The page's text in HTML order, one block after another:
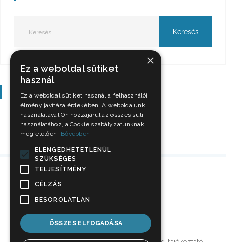
Szavazás
×
Ez a weboldal sütiket
használ
Ez a weboldal sütiket használ a felhasználói
élmény javítása érdekében. A weboldalunk
használatával Ön hozzájárul az összes süti
használatához, a Cookie szabályzatunknak
megfelelően. Bővebben
ELENGEDHETETLENÜL
SZÜKSÉGES
TELJESÍTMÉNY
CÉLZÁS
BESOROLATLAN
ÖSSZES ELFOGADÁSA